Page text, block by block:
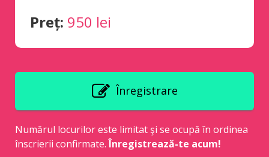
Preț: 950 lei
Înregistrare
Numărul locurilor este limitat şi se ocupă în ordinea
înscrierii confirmate.Înregistrează-te acum!